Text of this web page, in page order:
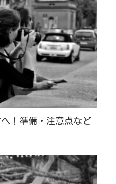
！準備・注意点など